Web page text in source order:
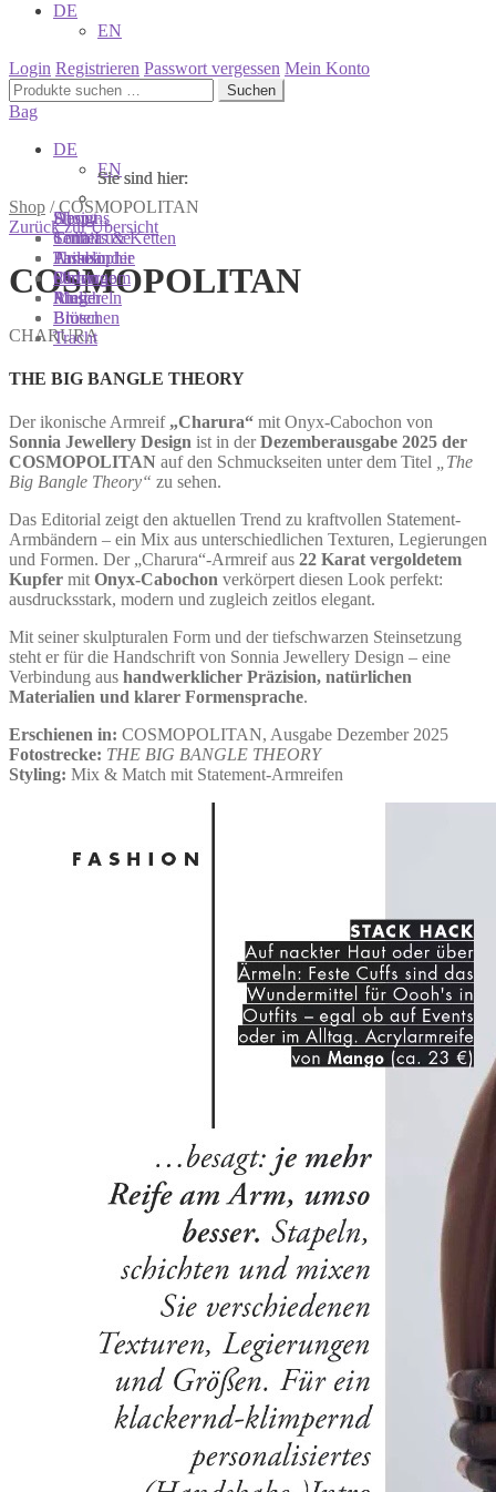
DE
EN
Login Registrieren Passwort vergessen Mein Konto
Suchen
nach:
Suchen
Bag
DE
EN
Shop /COSMOPOLITAN
Zurück zur Übersicht
COSMOPOLITAN
CHARURA
THE BIG BANGLE THEORY
Der ikonische Armreif „Charura“ mit Onyx-Cabochon von
Sonnia Jewellery Design ist in derDezemberausgabe 2025 der
COSMOPOLITAN auf den Schmuckseiten unter dem Titel „The
Big Bangle Theory“ zu sehen.
Das Editorial zeigt den aktuellen Trend zu kraftvollen Statement-
Armbändern – ein Mix aus unterschiedlichen Texturen, Legierungen
und Formen. Der „Charura“-Armreif aus 22 Karat vergoldetem
Kupfer mitOnyx-Cabochon verkörpert diesen Look perfekt:
ausdrucksstark, modern und zugleich zeitlos elegant.
Mit seiner skulpturalen Form und der tiefschwarzen Steinsetzung
steht er für die Handschrift von Sonnia Jewellery Design – eine
Verbindung aus handwerklicher Präzision, natürlichen
Materialien und klarer Formensprache.
Erschienen in: COSMOPOLITAN, Ausgabe Dezember 2025
Fotostrecke: THE BIG BANGLE THEORY
Styling: Mix & Match mit Statement-Armreifen
Sie sind hier:
Shop
Colliers & Ketten
Armbänder
Ohrringe
Ringe
Broschen
Sie sind hier:
Designs
Terra Luxe
Tasseln
Perlen
Muscheln
Blüten
Tracht
Sie sind hier:
About
Sonnia
Philosophie
Showroom
Atelier